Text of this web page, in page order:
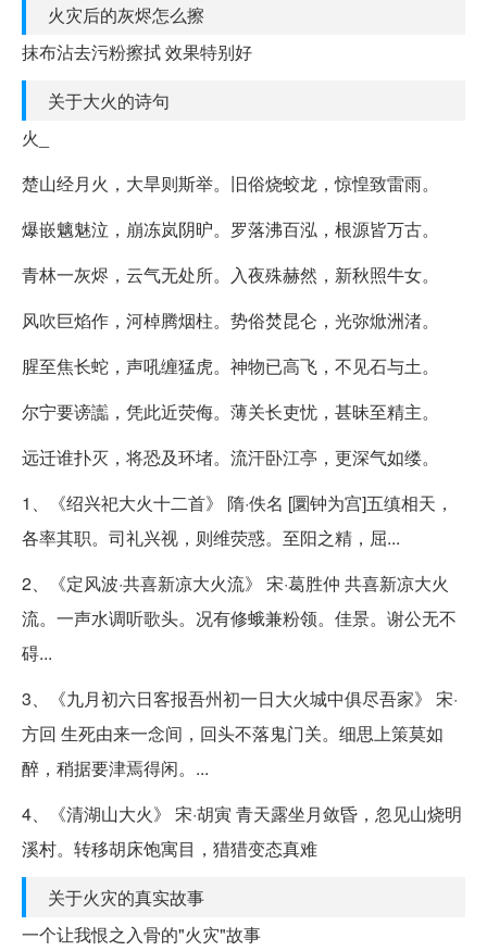
火灾后的灰烬怎么擦
抹布沾去污粉擦拭 效果特别好
关于大火的诗句
火_
楚山经月火，大旱则斯举。旧俗烧蛟龙，惊惶致雷雨。
爆嵌魑魅泣，崩冻岚阴昈。罗落沸百泓，根源皆万古。
青林一灰烬，云气无处所。入夜殊赫然，新秋照牛女。
风吹巨焰作，河棹腾烟柱。势俗焚昆仑，光弥焮洲渚。
腥至焦长蛇，声吼缠猛虎。神物已高飞，不见石与土。
尔宁要谤讟，凭此近荧侮。薄关长吏忧，甚昧至精主。
远迁谁扑灭，将恐及环堵。流汗卧江亭，更深气如缕。
1、《绍兴祀大火十二首》 隋·佚名 [圜钟为宫]五缜相天，
各率其职。司礼兴视，则维荧惑。至阳之精，屈...
2、《定风波·共喜新凉大火流》 宋·葛胜仲 共喜新凉大火
流。一声水调听歌头。况有修蛾兼粉领。佳景。谢公无不
碍...
3、《九月初六日客报吾州初一日大火城中俱尽吾家》 宋·
方回 生死由来一念间，回头不落鬼门关。细思上策莫如
醉，稍据要津焉得闲。...
4、《清湖山大火》 宋·胡寅 青天露坐月敛昏，忽见山烧明
溪村。转移胡床饱寓目，猎猎变态真难
关于火灾的真实故事
一个让我恨之入骨的"火灾"故事